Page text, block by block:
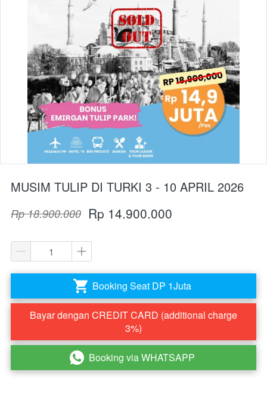
MUSIM TULIP DI TURKI 3 - 10 APRIL 2026
Rp 18.900.000 Rp 14.900.000
` Booking Seat DP 1Juta
Bayar dengan CREDIT CARD (additional charge
3%)
` Booking via WHATSAPP